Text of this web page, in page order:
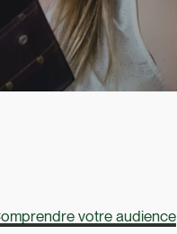
votre audience